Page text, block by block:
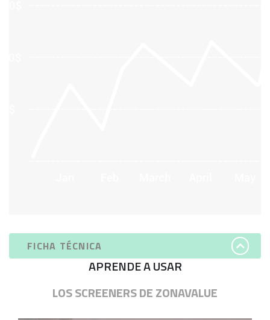
FICHA TÉCNICA
APRENDE A USAR
LOS SCREENERS DE ZONAVALUE